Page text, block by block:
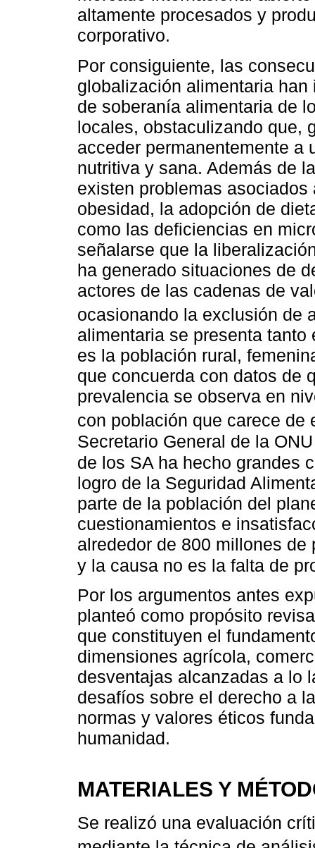
altamente procesados y
corporativo.
Por consiguiente, las
globalización alimentaria
de soberanía alimentaria de
locales, obstaculizando que,
acceder permanentemente a
nutritiva y sana. Además de
existen problemas
obesidad, la adopción de
como las deficiencias en
señalarse que la
ha generado situaciones de
actores de las cadenas de
ocasionando la exclusión de
alimentaria se presenta
es la población rural,
que concuerda con datos de
prevalencia se observa en
con población que carece de
Secretario General de la
de los SA ha hecho grandes
logro de la Seguridad
parte de la población del
cuestionamientos e
alrededor de 800 millones
y la causa no es la falta de
Por los argumentos antes
planteó como propósito
que constituyen el
dimensiones agrícola,
desventajas alcanzadas a lo
desafíos sobre el derecho a
normas y valores éticos
humanidad.
MATERIALES Y
Se realizó una evaluación